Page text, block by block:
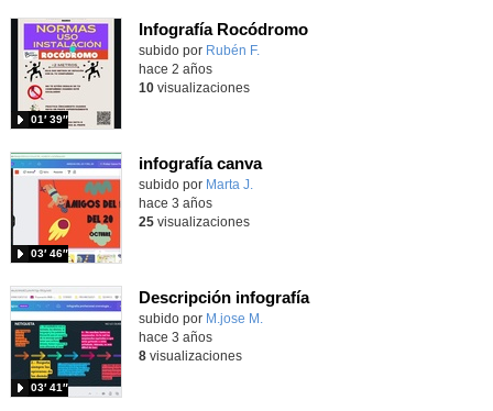
Infografía Rocódromo
Contenido educativo.
subido por Rubén F.
01′ 39″
hace 2 años
10visualizaciones
infografía canva
Contenido educativo.
subido por Marta J.
03′ 46″
hace 3 años
25visualizaciones
Descripción infografía
Contenido educativo.
subido por M.jose M.
03′ 41″
hace 3 años
8visualizaciones